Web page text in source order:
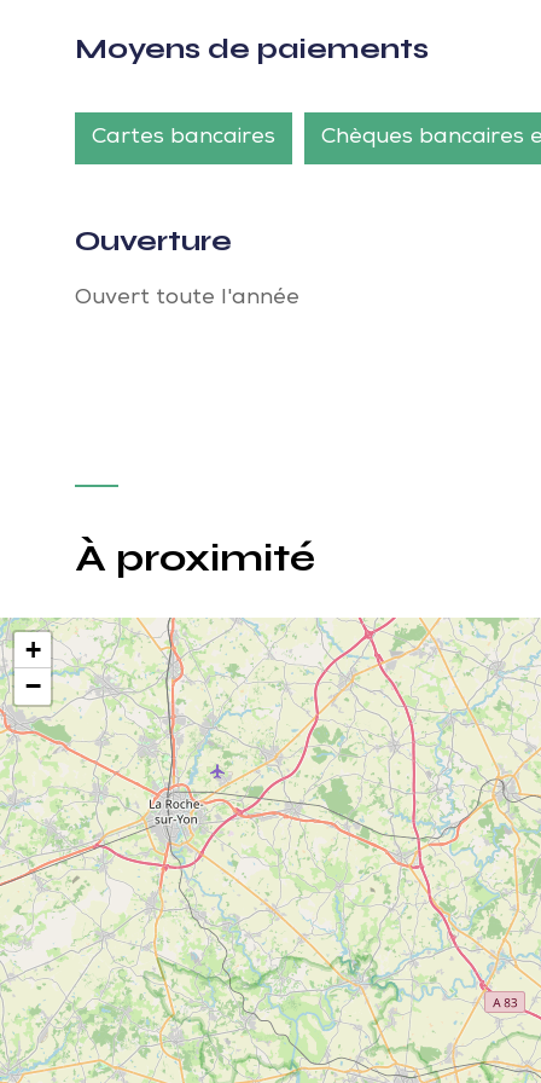
Moyens de paiements
Cartes bancaires Chèques bancaires
Ouverture
Ouvert toute l'année
À proximité
+
−